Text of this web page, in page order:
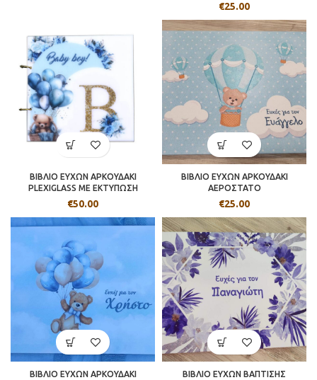
€25.00
ΒΙΒΛΙΟ ΕΥΧΩΝ ΑΡΚΟΥΔΑΚΙ
PLEXIGLASS ΜΕ ΕΚΤΥΠΩΣΗ
€50.00
ΒΙΒΛΙΟ ΕΥΧΩΝ ΑΡΚΟΥΔΑΚΙ
ΑΕΡΟΣΤΑΤΟ
€25.00
ΒΙΒΛΙΟ ΕΥΧΩΝ ΑΡΚΟΥΔΑΚΙ
ΒΙΒΛΙΟ ΕΥΧΩΝ ΒΑΠΤΙΣΗΣ